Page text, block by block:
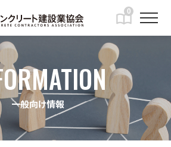
0
一般向け情報